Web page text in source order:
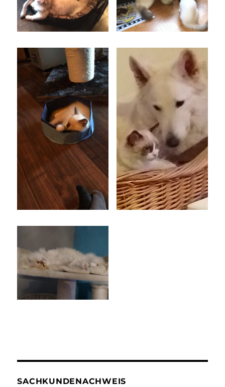
SACHKUNDENACHWEIS